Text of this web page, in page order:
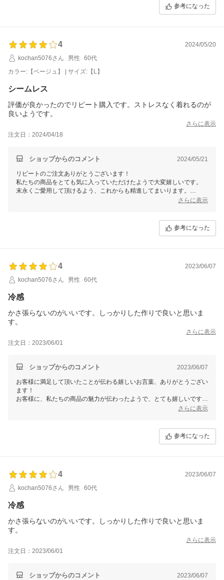
参考になった
4
2024/05/20
kochan5076さん
男性
60代
カラー:【ベージュ】 | サイズ:【L】
シームレス
評価が良かったのでリピート購入です。ストレスなく着れるのが
良いようです。
さらに表示
注文日：2024/04/18
ショップからのコメント 2024/05/21
リピートのご注文ありがとうございます！
私たちの商品をとても気に入っていただけたようで大変嬉しいです。
末永くご愛用して頂けるよう、これからも精進してまいります。
さらに表示
参考になった
4
2023/06/07
kochan5076さん
男性 60代
冷感
かさ張らないのがいいです。しっかりした作りで良いと思いま
す。
さらに表示
注文日：2023/06/01
ショップからのコメント 2023/06/07
お客様に満足して頂いたことが伝わる嬉しいお言葉、ありがとうござい
ます！
お客様に、私たちの商品の魅力が伝わったようで、とても嬉しいです。
さらに表示
参考になった
4
2023/06/07
kochan5076さん
男性 60代
冷感
かさ張らないのがいいです。しっかりした作りで良いと思いま
す。
さらに表示
注文日：2023/06/01
ショップからのコメント 2023/06/07